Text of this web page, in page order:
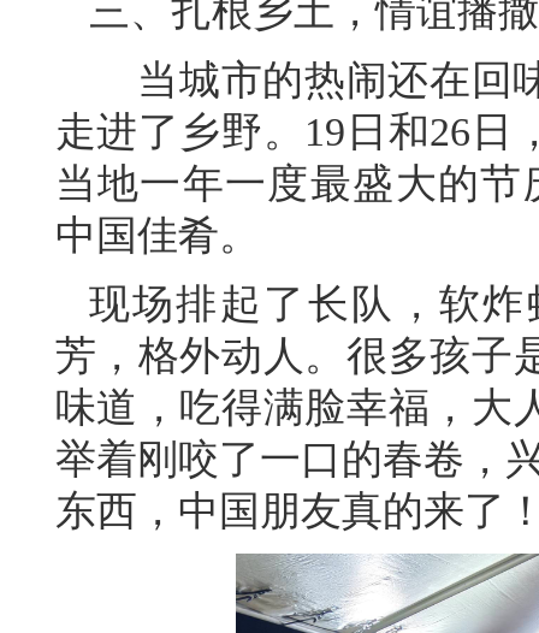
三、扎根乡土，情谊播
当城市的热闹还在回味
走进了乡野。19日和26
当地一年一度最盛大的
中国佳肴。
现场排起了长队，软
芳，格外动人。很多孩子
味道，吃得满脸幸福，大
举着刚咬了一口的春卷，
东西，中国朋友真的来了